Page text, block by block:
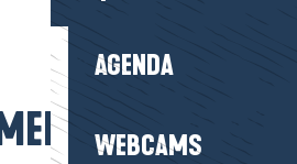
AGENDA
WEBCAMS
AUSSI...